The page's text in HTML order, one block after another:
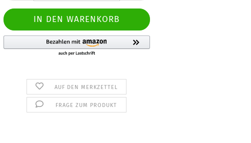
AUF DEN MERKZETTEL
FRAGE ZUM PRODUKT